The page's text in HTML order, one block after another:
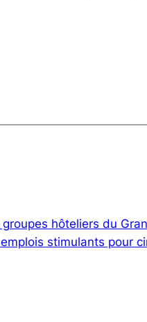
hôteliers du
stimulants pour